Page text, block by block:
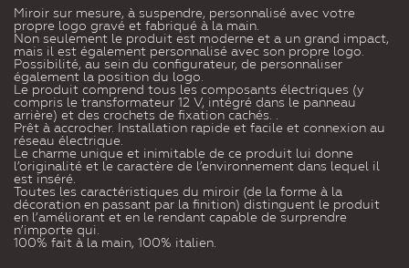
Miroir sur mesure, à suspendre, personnalisé avec votre
propre logo gravé et fabriqué à la main.
Non seulement le produit est moderne et a un grand impact,
mais il est également personnalisé avec son propre logo.
Possibilité, au sein du configurateur, de personnaliser
également la position du logo.
Le produit comprend tous les composants électriques (y
compris le transformateur 12 V, intégré dans le panneau
arrière) et des crochets de fixation cachés. .
Prêt à accrocher. Installation rapide et facile et connexion au
réseau électrique.
Le charme unique et inimitable de ce produit lui donne
l’originalité et le caractère de l’environnement dans lequel il
est inséré.
Toutes les caractéristiques du miroir (de la forme à la
décoration en passant par la finition) distinguent le produit
en l’améliorant et en le rendant capable de surprendre
n’importe qui.
100% fait à la main, 100% italien.